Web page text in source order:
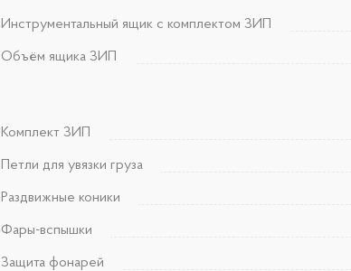
Инструментальный ящик с комплектом ЗИП
Объём ящика ЗИП
Комплект ЗИП
Петли для увязки груза
Раздвижные коники
Фары-вспышки
Защита фонарей